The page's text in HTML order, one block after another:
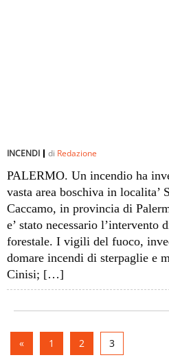
INCENDI di Redazione
PALERMO. Un incendio ha
vasta area boschiva in localita’
Caccamo, in provincia di
e’ stato necessario l’intervento
forestale. I vigili del fuoco,
domare incendi di sterpaglie e
Cinisi; […]
« 1 2 3